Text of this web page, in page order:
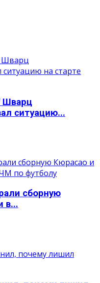
Шварц
ситуацию...
сборную
в...